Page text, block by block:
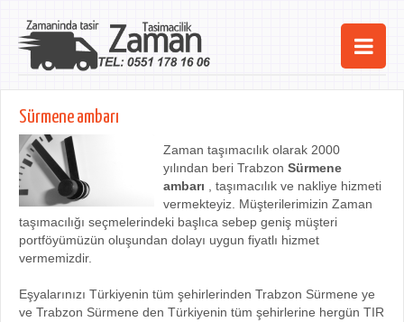
Ana Sayfa
Hizmetlerimiz
Kurumsal
iletişim
Sürmene ambarı
Zaman taşımacılık olarak 2000
yılından beri Trabzon Sürmene
ambarı , taşımacılık ve nakliye hizmeti
vermekteyiz. Müşterilerimizin Zaman
taşımacılığı seçmelerindeki başlıca sebep geniş müşteri
portföyümüzün oluşundan dolayı uygun fiyatlı hizmet
vermemizdir.
Eşyalarınızı Türkiyenin tüm şehirlerinden Trabzon Sürmene ye
ve Trabzon Sürmene den Türkiyenin tüm şehirlerine hergün TIR